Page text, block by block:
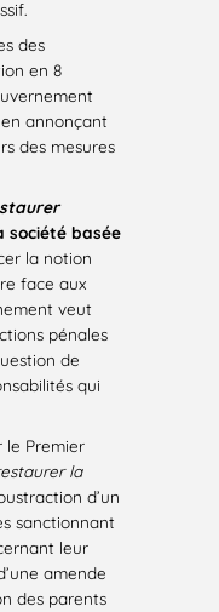
des
en 8
annonçant
des mesures
société basée
la notion
face aux
veut
pénales
de
qui
le Premier
la
d’un
sanctionnant
leur
amende
des parents